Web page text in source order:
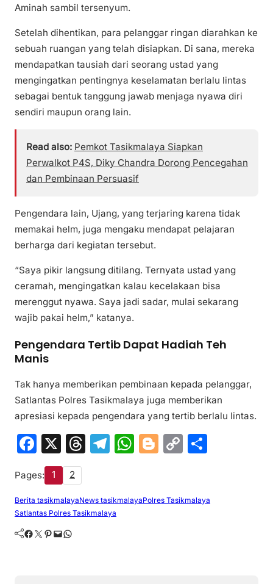
Aminah sambil tersenyum.
Setelah dihentikan, para pelanggar ringan diarahkan ke
sebuah ruangan yang telah disiapkan. Di sana, mereka
mendapatkan tausiah dari seorang ustad yang
mengingatkan pentingnya keselamatan berlalu lintas
sebagai bentuk tanggung jawab menjaga nyawa diri
sendiri maupun orang lain.
Read also: Pemkot Tasikmalaya Siapkan
Perwalkot P4S, Diky Chandra Dorong Pencegahan
dan Pembinaan Persuasif
Pengendara lain, Ujang, yang terjaring karena tidak
memakai helm, juga mengaku mendapat pelajaran
berharga dari kegiatan tersebut.
“Saya pikir langsung ditilang. Ternyata ustad yang
ceramah, mengingatkan kalau kecelakaan bisa
merenggut nyawa. Saya jadi sadar, mulai sekarang
wajib pakai helm,” katanya.
Pengendara Tertib Dapat Hadiah Teh
Manis
Tak hanya memberikan pembinaan kepada pelanggar,
Satlantas Polres Tasikmalaya juga memberikan
apresiasi kepada pengendara yang tertib berlalu lintas.
F
a
c
e
b
o
X
T
a
d
T
gr
a
W
s
Bl
g
C
y e
Pages: 1 2
Berita tasikmalayaNews tasikmalayaPolres Tasikmalaya
Satlantas Polres Tasikmalaya
Facebook Twitter Pinterest Mail WhatsApp